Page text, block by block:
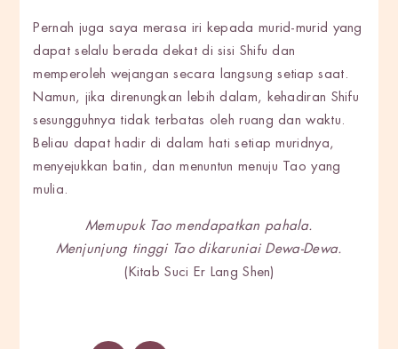
Pernah juga saya merasa iri kepada murid-murid yang
dapat selalu berada dekat di sisi Shifu dan
memperoleh wejangan secara langsung setiap saat.
Namun, jika direnungkan lebih dalam, kehadiran Shifu
sesungguhnya tidak terbatas oleh ruang dan waktu.
Beliau dapat hadir di dalam hati setiap muridnya,
menyejukkan batin, dan menuntun menuju Tao yang
mulia.
Memupuk Tao mendapatkan pahala.
Menjunjung tinggi Tao dikaruniai Dewa-Dewa.
(Kitab Suci Er Lang Shen)